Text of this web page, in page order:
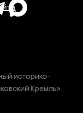
историко-
Кремль»